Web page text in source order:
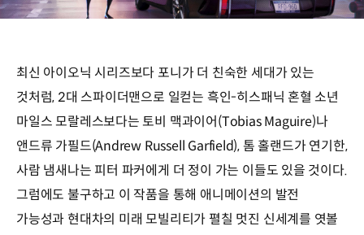
최신 아이오닉 시리즈보다 포니가 더 친숙한 세대가 있는
것처럼, 2대 스파이더맨으로 일컫는 흑인-히스패닉 혼혈 소년
마일스 모랄레스보다는 토비 맥과이어(Tobias Maguire)나
앤드류 가필드(Andrew Russell Garfield), 톰 홀랜드가 연기한,
사람 냄새나는 피터 파커에게 더 정이 가는 이들도 있을 것이다.
그럼에도 불구하고 이 작품을 통해 애니메이션의 발전
가능성과 현대차의 미래 모빌리티가 펼칠 멋진 신세계를 엿볼